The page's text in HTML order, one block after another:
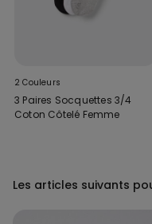
2 Couleurs
3 Paires Socquettes 3/4
Coton Côtelé Femme
Les articles suivants